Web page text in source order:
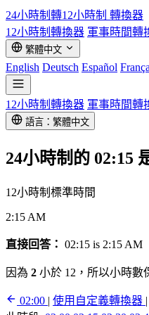
24小時制轉12小時制 轉換器
12小時制轉換器 軍事時間轉
繁體中文
English Deutsch Español
12小時制轉換器 軍事時間轉
語言：繁體中文
24小時制的 02:15
12小時制標準時間
2:15 AM
直接回答： 02:15 is 2:15 AM
因為 2 小於 12，所以小時數
02:00 | 使用自定義轉換器 |